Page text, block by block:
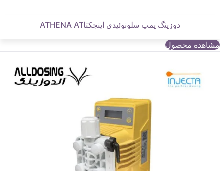
دوزینگ پمپ سلونوئیدی اینجکتاATHENA AT
مشاهده محصول